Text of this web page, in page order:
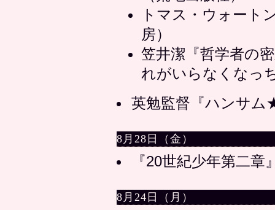
トマス・ウォート
房）
笠井潔『哲学者の
れがいらなくなっ
英勉監督『ハンサム
8月28日（金）
『20世紀少年第二章
8月24日（月）